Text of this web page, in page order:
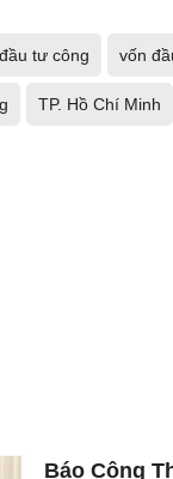
đầu tư công vốn
TP. Hồ Chí Minh
Báo Công